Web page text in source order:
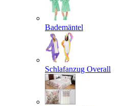
Bademäntel
Schlafanzug Overall